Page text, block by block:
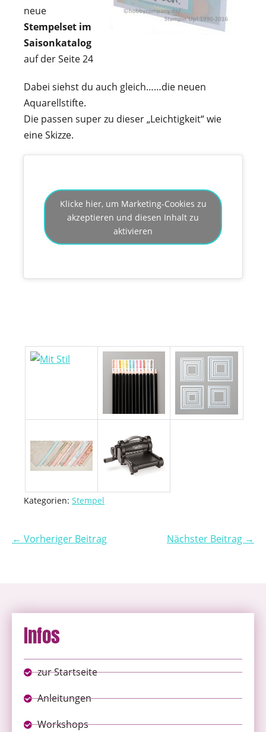
neue
Stempelset im
Saisonkatalog
auf der Seite 24
Dabei siehst du auch gleich……die neuen
Aquarellstifte.
Die passen super zu dieser „Leichtigkeit“ wie
eine Skizze.
Klicke hier, um Marketing-Cookies zu
akzeptieren und diesen Inhalt zu
aktivieren
Kategorien: Stempel
← Vorheriger Beitrag Nächster Beitrag →
Infos
zur Startseite
Anleitungen
Workshops